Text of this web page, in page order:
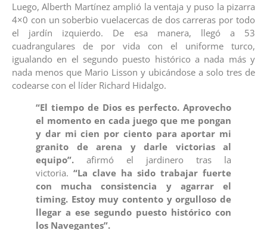
Luego, Alberth Martínez amplió la ventaja y puso la pizarra
4×0 con un soberbio vuelacercas de dos carreras por todo
el jardín izquierdo. De esa manera, llegó a 53
cuadrangulares de por vida con el uniforme turco,
igualando en el segundo puesto histórico a nada más y
nada menos que Mario Lisson y ubicándose a solo tres de
codearse con el líder Richard Hidalgo.
“El tiempo de Dios es perfecto. Aprovecho
el momento en cada juego que me pongan
y dar mi cien por ciento para aportar mi
granito de arena y darle victorias al
equipo”. afirmó el jardinero tras la
victoria. “La clave ha sido trabajar fuerte
con mucha consistencia y agarrar el
timing. Estoy muy contento y orgulloso de
llegar a ese segundo puesto histórico con
los Navegantes”.